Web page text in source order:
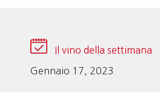
Il vino della settimana
Gennaio 17, 2023